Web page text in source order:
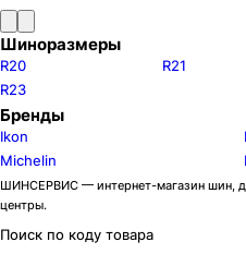
Шиноразмеры
R20 R21
R23
Бренды
Ikon
Michelin
ШИНСЕРВИС — интернет-магазин шин,
центры.
Поиск по коду товара